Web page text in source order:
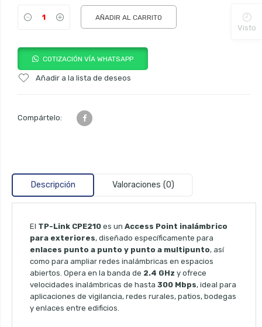
AÑADIR AL CARRITO
COTIZACIÓN VÍA WHATSAPP
Añadir a la lista de deseos
Compártelo:
Descripción Valoraciones (0)
El TP-Link CPE210 es un Access Point inalámbrico
para exteriores, diseñado específicamente para
enlaces punto a punto y punto a multipunto, así
como para ampliar redes inalámbricas en espacios
abiertos. Opera en la banda de 2.4 GHz y ofrece
velocidades inalámbricas de hasta 300 Mbps, ideal para
aplicaciones de vigilancia, redes rurales, patios, bodegas
y enlaces entre edificios.
Visto